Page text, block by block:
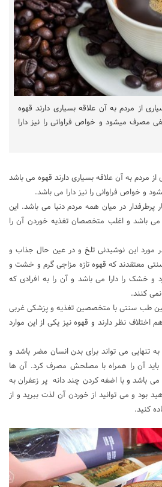
از مردم به آن علاقه بسیاری دارند قهوه
مصرف میشود و خواص فراوانی را نیز دارا
مردم به آن علاقه بسیاری دارند قهوه می باشد
و خواص فراوانی را نیز دارا می باشد.
پرطرفدار در میان همه مردم دنیا می باشد. این
می باشد و اغلب متخصصان تغذیه خوردن آن را
مورد این نوشیدنی تلخ و در عین حال جذاب و
معتقدند که قهوه تازه مزاجی گرم و خشت و
و خشک را دارا می باشد و آن را به افرادی که
کنند.
طب سنتی با متخصصین تغذیه و پزشکی غربی
اختلاف نظر دارند و قهوه نیز یکی از این موارد
تنهایی می تواند برای بدن انسان مضر باشد و
آن را همراه با مصلحش مصرف کرد. آن ها
باشد و با اضفه کردن چند دانه پر زعفران به
بود و می توانید از خوردن آن لذت ببرید و از
کنید.